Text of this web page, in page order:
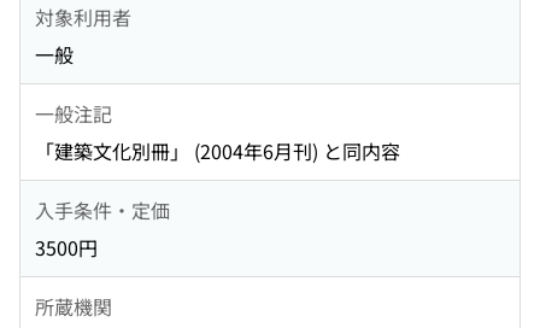
対象利用者
一般
一般注記
「建築文化別冊」 (2004年6月刊) と同内容
入手条件・定価
3500円
所蔵機関